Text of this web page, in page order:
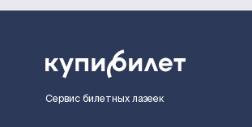
Сервис билетных лазеек